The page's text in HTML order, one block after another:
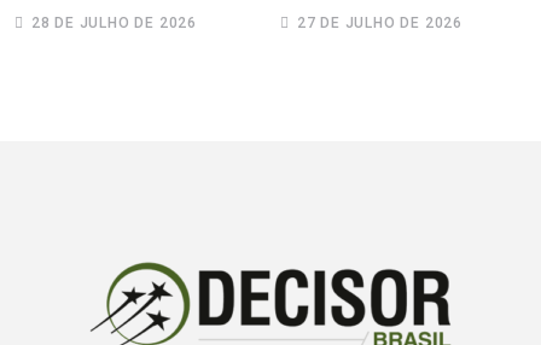
Adecoagro em
28 DE JULHO DE 2026
como novo sócio
27 DE JULHO DE 2026